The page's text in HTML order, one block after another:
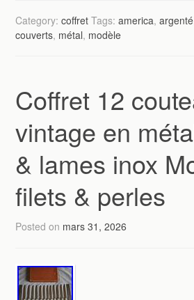
Category:coffret Tags:america,argenté
couverts, métal, modèle
Coffret 12
vintage en
& lames inox
filets & perles
Posted on mars 31, 2026